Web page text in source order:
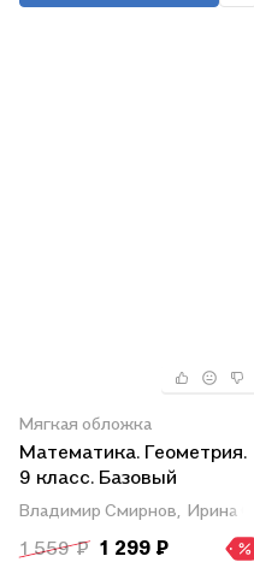
Мягкая обложка
Математика. Геометрия.
9 класс. Базовый
уровень. Учебное
пособие
Владимир Смирнов, Ирина
1 559 ₽ 1 299 ₽